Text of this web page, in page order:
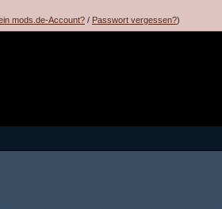
mods.de-Account? / Passwort vergessen?)